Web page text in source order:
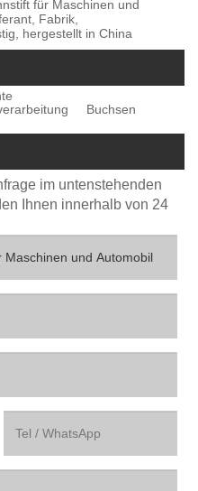
für Maschinen und
Fabrik,
hergestellt in China
Buchsen
im untenstehenden
Ihnen innerhalb von 24